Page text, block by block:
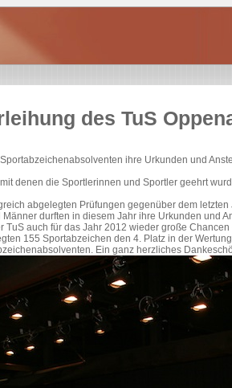
des TuS
ihre Urkunden und
denen die Sportlerinnen und Sportler geehrt
abgelegten Prüfungen gegenüber dem
durften in diesem Jahr ihre Urkunden und
TuS auch für das Jahr 2012 wieder große
155 Sportabzeichen den 4. Platz in der
Ein ganz herzliches